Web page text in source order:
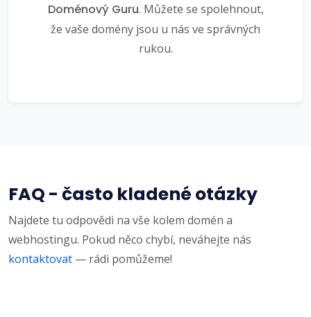
Doménový Guru. Můžete se spolehnout,
že vaše domény jsou u nás ve správných
rukou.
FAQ - často kladené otázky
Najdete tu odpovědi na vše kolem domén a
webhostingu. Pokud něco chybí, neváhejte nás
kontaktovat — rádi pomůžeme!